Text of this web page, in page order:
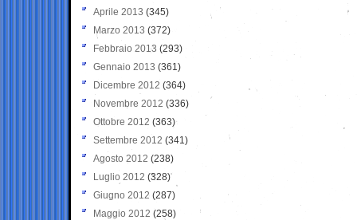
Aprile 2013 (345)
Marzo 2013 (372)
Febbraio 2013 (293)
Gennaio 2013 (361)
Dicembre 2012 (364)
Novembre 2012 (336)
Ottobre 2012 (363)
Settembre 2012 (341)
Agosto 2012 (238)
Luglio 2012 (328)
Giugno 2012 (287)
Maggio 2012 (258)